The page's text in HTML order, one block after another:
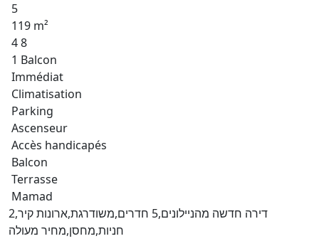
5
119 m²
4 8
1 Balcon
Immédiat
Climatisation
Parking
Ascenseur
Accès handicapés
Balcon
Terrasse
Mamad
דירה חדשה מהניילונים,5 חדרים,משודרגת,ארונות קיר,2
חניות,מחסן,מחיר מעולה